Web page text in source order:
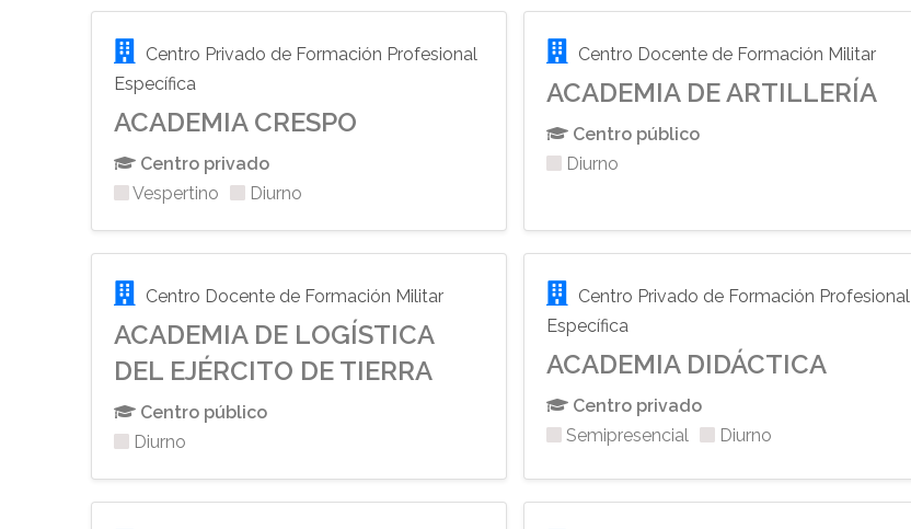
Centro Privado de Formación Profesional
Específica
ACADEMIA CRESPO
Centro privado
Vespertino
Diurno
Centro Docente de Formación Militar
ACADEMIA DE ARTILLERÍA
Centro público
Diurno
Centro Docente de Formación Militar
ACADEMIA DE LOGÍSTICA
DEL EJÉRCITO DE TIERRA
Centro público
Diurno
Centro Privado de Formación Profesional
Específica
ACADEMIA DIDÁCTICA
Centro privado
Semipresencial
Diurno